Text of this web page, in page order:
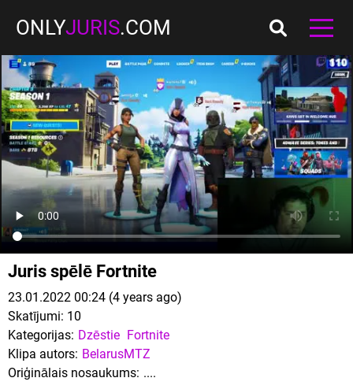
ONLYJURIS.COM
Juris spēlē Fortnite
23.01.2022 00:24 (4 years ago)
Skatījumi: 10
Kategorijas: Dzēstie Fortnite
Klipa autors: BelarusMTZ
Oriģinālais nosaukums: ....